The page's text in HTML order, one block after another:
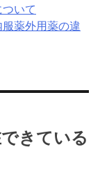
いて
薬外用薬の違
きている